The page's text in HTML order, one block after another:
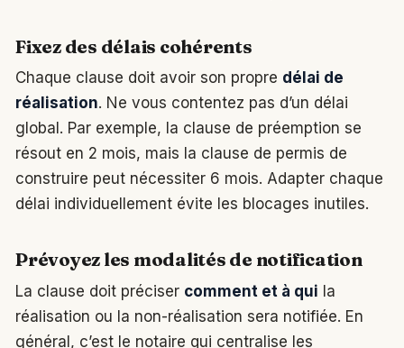
Fixez des délais cohérents
Chaque clause doit avoir son propre délai de
réalisation. Ne vous contentez pas d’un délai
global. Par exemple, la clause de préemption se
résout en 2 mois, mais la clause de permis de
construire peut nécessiter 6 mois. Adapter chaque
délai individuellement évite les blocages inutiles.
Prévoyez les modalités de notification
La clause doit préciser comment et à qui la
réalisation ou la non-réalisation sera notifiée. En
général, c’est le notaire qui centralise les